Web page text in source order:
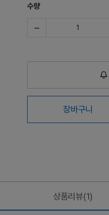
수량
장바구니
상품리뷰(1)